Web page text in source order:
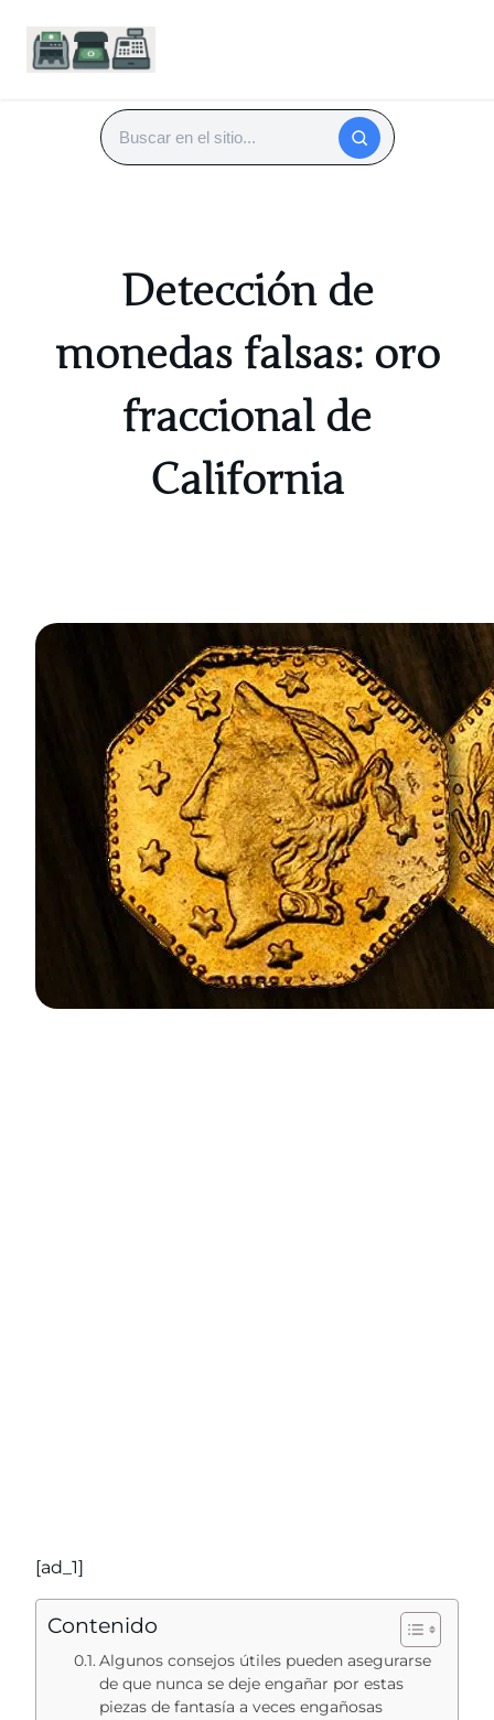
Buscar
Detección de
monedas falsas: oro
fraccional de
California
[ad_1]
Contenido
Algunos consejos útiles pueden asegurarse
de que nunca se deje engañar por estas
piezas de fantasía a veces engañosas